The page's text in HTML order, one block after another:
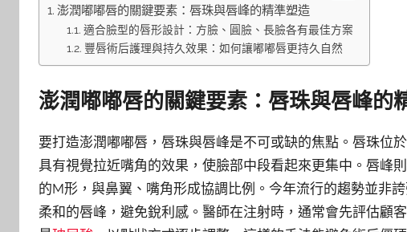
澎潤嘟嘟唇的關鍵要素：唇珠與唇峰的精準塑造
適合臉型的唇形設計：方臉、圓臉、長臉各有最佳方案
豐唇術后護理與持久效果：如何讓嘟嘟唇更持久自然
澎潤嘟嘟唇的關鍵要素：唇珠與唇峰的
要打造澎潤嘟嘟唇，唇珠與唇峰是不可或缺的焦點。唇珠位
具有視覺拉近嘴角的效果，使臉部中段看起來更集中。唇峰
的M形，與鼻翼、嘴角形成協調比例。今年流行的趨勢並非
柔和的唇峰，避免銳利感。醫師在注射時，通常會先評估顧